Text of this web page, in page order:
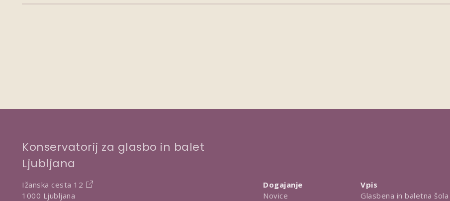
Konservatorij za glasbo in balet
Ljubljana
Ižanska cesta 12
1000 Ljubljana
Dogajanje
Novice
Vpis
Glasbena in baletna šola